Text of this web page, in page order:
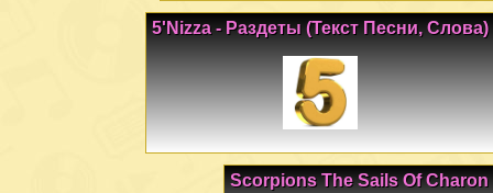
5'Nizza - Раздеты (Текст Песни, Слова)
Scorpions The Sails Of Charon